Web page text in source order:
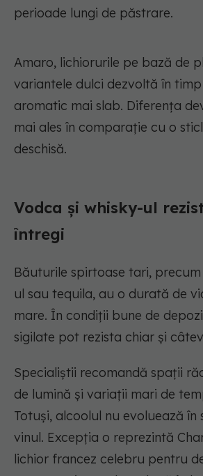
perioade lungi de păstrare.
Amaro, lichiorurile pe bază de
variantele dulci dezvoltă în
aromatic mai slab. Diferența
mai ales în comparație cu o
deschisă.
Vodca și whisky-ul
întregi
Băuturile spirtoase tari,
ul sau tequila, au o durată de
mare. În condiții bune de
sigilate pot rezista chiar și
Specialiștii recomandă spații
de lumină și variații mari de
Totuși, alcoolul nu evoluează în
vinul. Excepția o reprezintă
lichior francez celebru pentru